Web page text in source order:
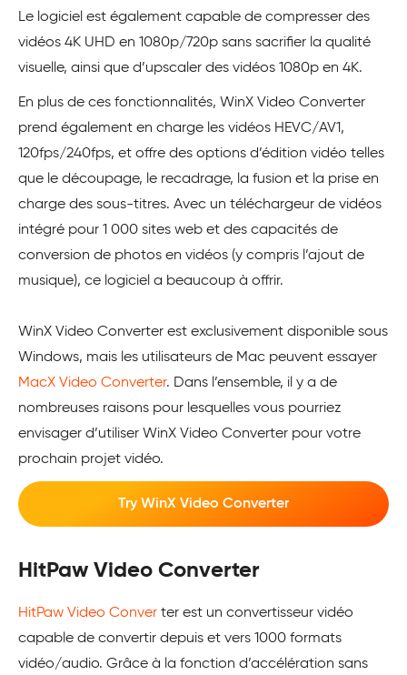
Le logiciel est également capable de compresser des
vidéos 4K UHD en 1080p/720p sans sacrifier la qualité
visuelle, ainsi que d’upscaler des vidéos 1080p en 4K.
En plus de ces fonctionnalités, WinX Video Converter
prend également en charge les vidéos HEVC/AV1,
120fps/240fps, et offre des options d’édition vidéo telles
que le découpage, le recadrage, la fusion et la prise en
charge des sous-titres. Avec un téléchargeur de vidéos
intégré pour 1 000 sites web et des capacités de
conversion de photos en vidéos (y compris l’ajout de
musique), ce logiciel a beaucoup à offrir.
WinX Video Converter est exclusivement disponible sous
Windows, mais les utilisateurs de Mac peuvent essayer
MacX Video Converter. Dans l’ensemble, il y a de
nombreuses raisons pour lesquelles vous pourriez
envisager d’utiliser WinX Video Converter pour votre
prochain projet vidéo.
Try WinX Video Converter
HitPaw Video Converter
HitPaw Video Conver ter est un convertisseur vidéo
capable de convertir depuis et vers 1000 formats
vidéo/audio. Grâce à la fonction d’accélération sans